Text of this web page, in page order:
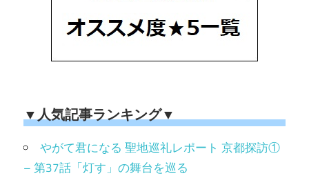
▼人気記事ランキング▼
やがて君になる 聖地巡礼レポート 京都探訪①
– 第37話「灯す」の舞台を巡る